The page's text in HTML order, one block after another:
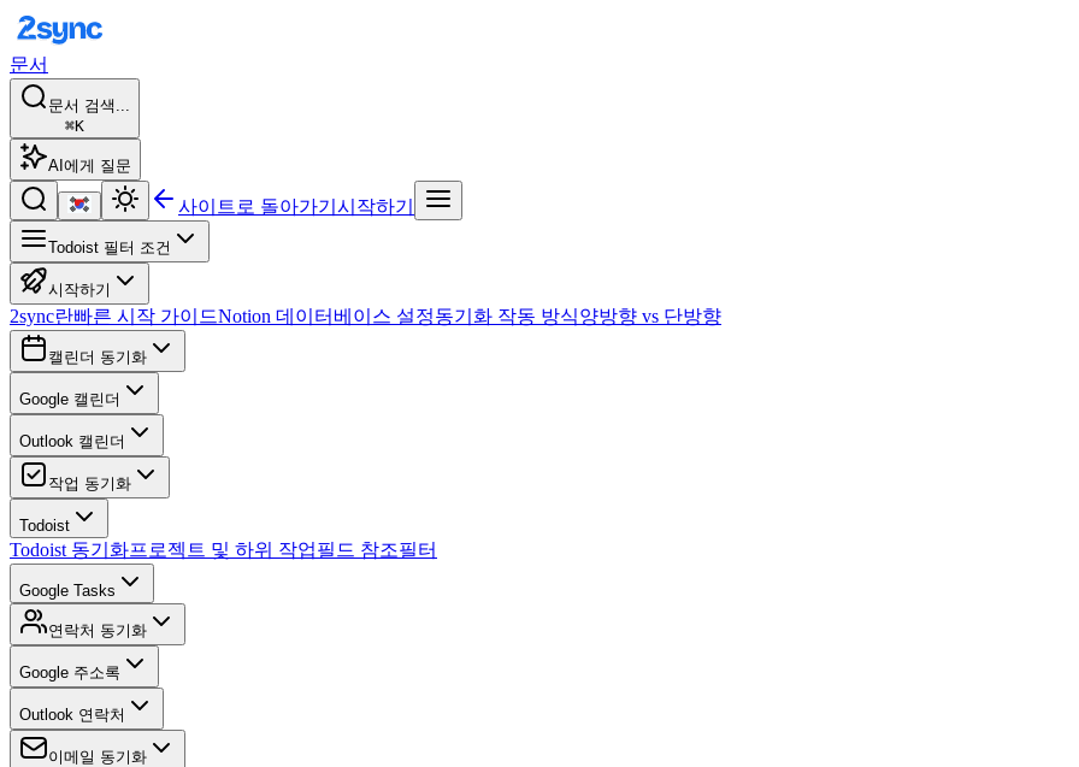
문서
문서 검색...
⌘K
AI에게 질문
사이트로 돌아가기 시작하기
Todoist 필터 조건
시작하기
2sync란빠른 시작 가이드Notion 데이터베이스 설정동기화 작동 방식양방향 vs 단방향
캘린더 동기화
Google 캘린더
Outlook 캘린더
작업 동기화
Todoist
Todoist 동기화프로젝트 및 하위 작업필드 참조필터
Google Tasks
연락처 동기화
Google 주소록
Outlook 연락처
이메일 동기화